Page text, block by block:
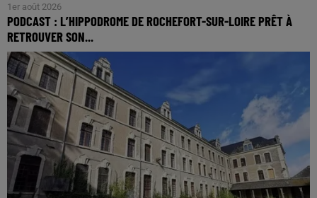
1er août 2026
PODCAST : L’HIPPODROME DE ROCHEFORT-SUR-LOIRE PRÊT À
RETROUVER SON...